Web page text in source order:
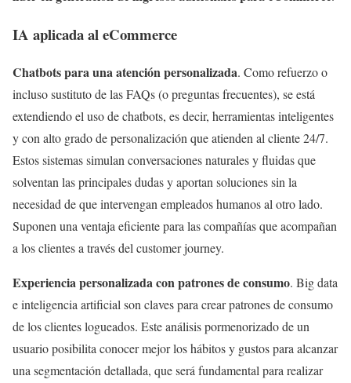
IA aplicada al eCommerce
Chatbots para una atención personalizada. Como refuerzo o
incluso sustituto de las FAQs (o preguntas frecuentes), se está
extendiendo el uso de chatbots, es decir, herramientas inteligentes
y con alto grado de personalización que atienden al cliente 24/7.
Estos sistemas simulan conversaciones naturales y fluidas que
solventan las principales dudas y aportan soluciones sin la
necesidad de que intervengan empleados humanos al otro lado.
Suponen una ventaja eficiente para las compañías que acompañan
a los clientes a través del customer journey.
Experiencia personalizada con patrones de consumo. Big data
e inteligencia artificial son claves para crear patrones de consumo
de los clientes logueados. Este análisis pormenorizado de un
usuario posibilita conocer mejor los hábitos y gustos para alcanzar
una segmentación detallada, que será fundamental para realizar